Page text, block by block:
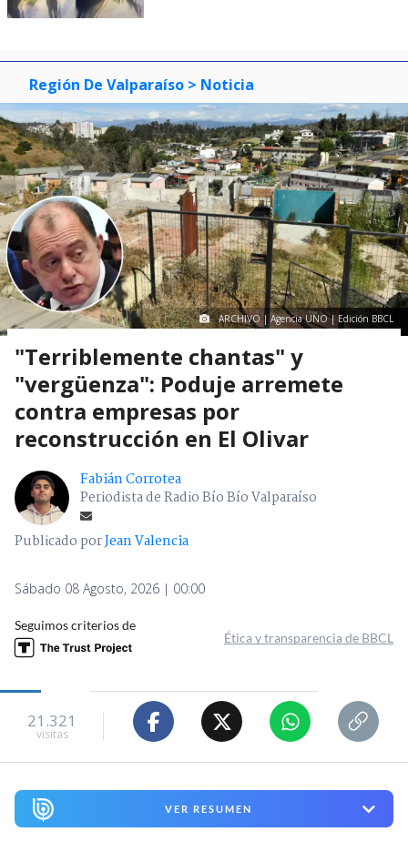
1
visitas
Región De Valparaíso> Noticia
ARCHIVO | Agencia UNO | Edición BBCL
"Terriblemente chantas" y
"vergüenza": Poduje arremete
contra empresas por
Periodista de Radio Bío Bío Valparaíso
Sábado 08 Agosto, 2026 | 00:00